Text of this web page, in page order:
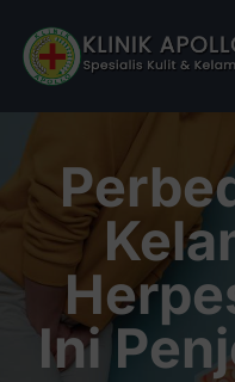
content
TENTANG KAMI
LAYANAN KAMI
Ini